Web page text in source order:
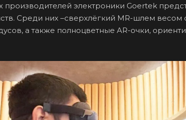
электроники Goertek
Среди них –сверхлёгкий MR-шлем
а также полноцветные AR-очки,